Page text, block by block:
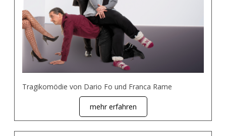
Tragikomödie von Dario Fo und Franca Rame
mehr erfahren